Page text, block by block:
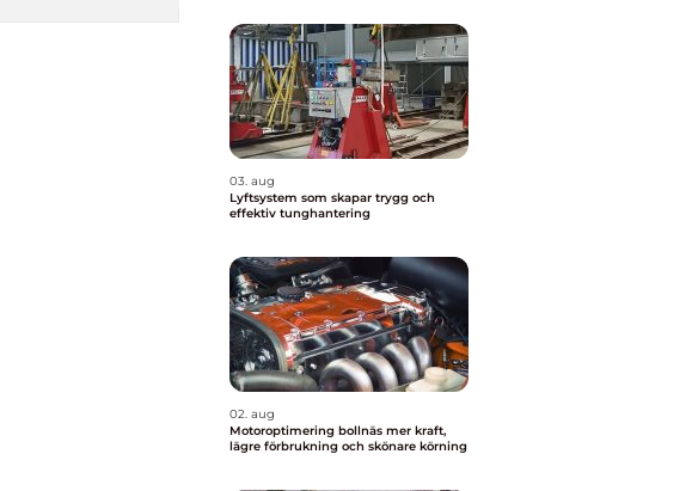
03. aug
Lyftsystem som skapar trygg och
effektiv tunghantering
02. aug
Motoroptimering bollnäs mer kraft,
lägre förbrukning och skönare körning